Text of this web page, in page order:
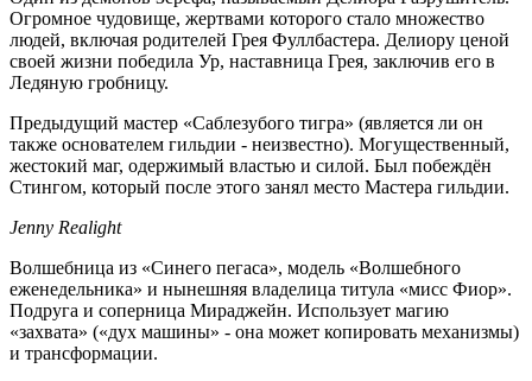
Огромное чудовище, жертвами которого стало множество
людей, включая родителей Грея Фуллбастера. Делиору ценой
своей жизни победила Ур, наставница Грея, заключив его в
Ледяную гробницу.
Предыдущий мастер «Саблезубого тигра» (является ли он
также основателем гильдии - неизвестно). Могущественный,
жестокий маг, одержимый властью и силой. Был побеждён
Стингом, который после этого занял место Мастера гильдии.
Jenny Realight
Волшебница из «Синего пегаса», модель «Волшебного
еженедельника» и нынешняя владелица титула «мисс Фиор».
Подруга и соперница Мираджейн. Использует магию
«захвата» («дух машины» - она может копировать механизмы)
и трансформации.